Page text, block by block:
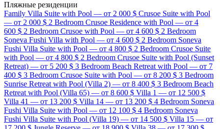
Пляжные резиденции
Family Villa Suite with Pool — от 2 000 $ Crusoe Suite with Pool
— от 2 000 $ 2 Bedroom Crusoe Residence with Pool — от 4
600 $ 2 Bedroom Crusoe with Pool — от 4 600 $ 2 Bedroom
Soneva Fushi Villa with Pool — от 4 600 $ 2 Bedroom Soneva
Fushi Villa Suite with Pool — от 4 800 $ 2 Bedroom Crusoe Suite
with Pool — от 4 800 $ 2 Bedroom Crusoe Suite with Pool (Sunset
Retreat) — от 5 200 $ 3 Bedroom Beach Retreat with Pool — от 7
400 $ 3 Bedroom Crusoe Suite with Pool — от 8 200 $ 3 Bedroom
Sunrise Retreat with Pool (Villa 2) — от 8 400 $ 3 Bedroom Beach
Retreat with Pool (Villa 65) — от 8 600 $ Villa 1 — от 12 500 $
Villa 41 — от 13 200 $ Villa 14 — от 13 200 $ 4 Bedroom Soneva
Fushi Villa Suite with Pool — от 12 100 $ 4 Bedroom Soneva
Fushi Villa Suite with Pool (Villa 19) — от 14 500 $ Villa 15 — от